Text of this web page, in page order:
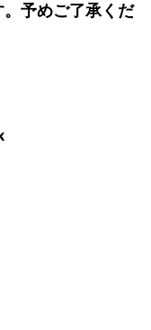
予めご了承くだ